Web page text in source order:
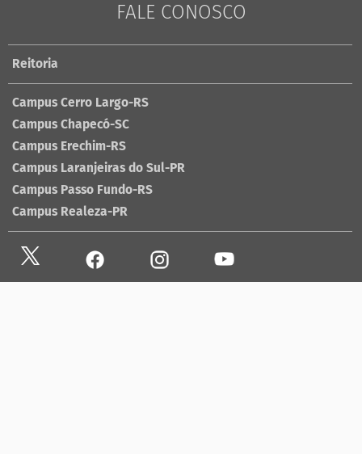
FALE CONOSCO
Reitoria
Campus Cerro Largo-RS
Campus Chapecó-SC
Campus Erechim-RS
Campus Laranjeiras do Sul-PR
Campus Passo Fundo-RS
Campus Realeza-PR